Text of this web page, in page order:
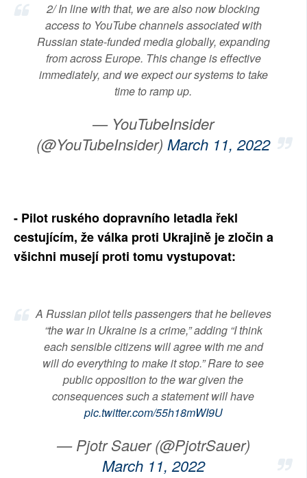
2/ In line with that, we are also now blocking
access to YouTube channels associated with
Russian state-funded media globally, expanding
from across Europe. This change is effective
immediately, and we expect our systems to take
time to ramp up.
— YouTubeInsider
(@YouTubeInsider) March 11, 2022
- Pilot ruského dopravního letadla řekl
cestujícím, že válka proti Ukrajině je zločin a
všichni musejí proti tomu vystupovat:
A Russian pilot tells passengers that he believes
“the war in Ukraine is a crime,” adding “I think
each sensible citizens will agree with me and
will do everything to make it stop.” Rare to see
public opposition to the war given the
consequences such a statement will have
pic.twitter.com/55h18mWI9U
— Pjotr Sauer (@PjotrSauer)
March 11, 2022